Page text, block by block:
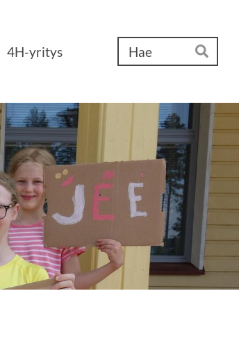
4H-yritys
Hae